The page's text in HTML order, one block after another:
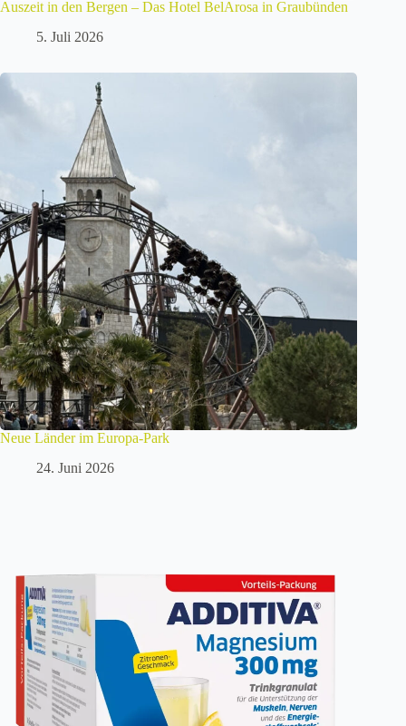
Auszeit in den Bergen – Das Hotel BelArosa in Graubünden
5. Juli 2026
Neue Länder im Europa-Park
24. Juni 2026